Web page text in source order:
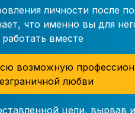
личности после
что именно вы для
вместе
возможную
любви
цели, вырвав